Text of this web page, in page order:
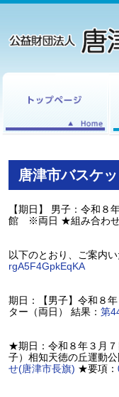
唐津市バスケ
【期日】 男子：令和８
館 ※両日 ★組み合わせ
以下のとおり、ご案内い
rgA5F4GpkEqKA
期日：【男子】令和８
ター（両日） 結果： 第
★期日：令和８年３月
子）相知天徳の丘運動
せ(唐津市長旗) ★要項：